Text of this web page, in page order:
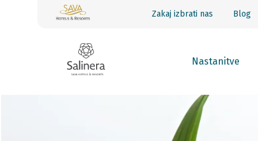
Zakaj izbrati nas Blog
Nastanitve